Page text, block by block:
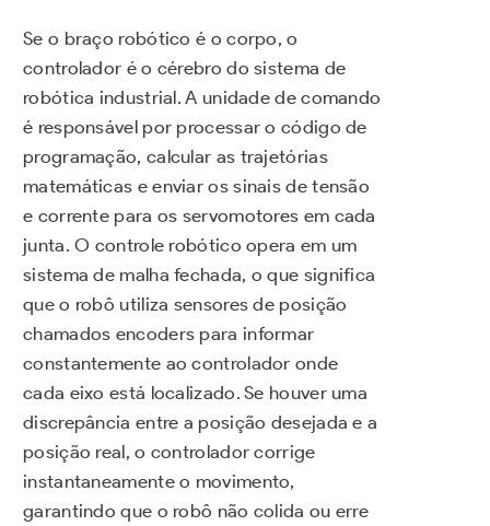
Se o braço robótico é o corpo, o
controlador é o cérebro do sistema de
robótica industrial. A unidade de comando
é responsável por processar o código de
programação, calcular as trajetórias
matemáticas e enviar os sinais de tensão
e corrente para os servomotores em cada
junta. O controle robótico opera em um
sistema de malha fechada, o que significa
que o robô utiliza sensores de posição
chamados encoders para informar
constantemente ao controlador onde
cada eixo está localizado. Se houver uma
discrepância entre a posição desejada e a
posição real, o controlador corrige
instantaneamente o movimento,
garantindo que o robô não colida ou erre